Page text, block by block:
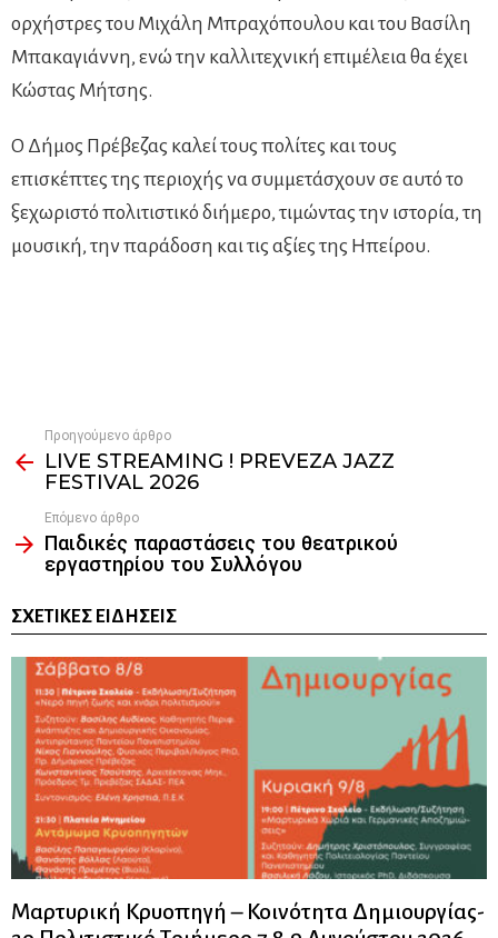
ορχήστρες του Μιχάλη Μπραχόπουλου και του Βασίλη
Μπακαγιάννη, ενώ την καλλιτεχνική επιμέλεια θα έχει
Κώστας Μήτσης.
Ο Δήμος Πρέβεζας καλεί τους πολίτες και τους
επισκέπτες της περιοχής να συμμετάσχουν σε αυτό το
ξεχωριστό πολιτιστικό διήμερο, τιμώντας την ιστορία, τη
μουσική, την παράδοση και τις αξίες της Ηπείρου.
more
Προηγούμενο άρθρο
LIVE STREAMING ! PREVEZA JAZZ
FESTIVAL 2026
Επόμενο άρθρο
Παιδικές παραστάσεις του θεατρικού
εργαστηρίου του Συλλόγου
ΣΧΕΤΙΚΈΣ ΕΙΔΉΣΕΙΣ
Μαρτυρική Κρυοπηγή – Κοινότητα Δημιουργίας-